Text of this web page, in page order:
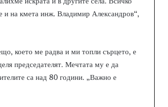
и на кмета инж. Владимир Александров“,
което ме радва и ми топли сърцето, е
председателят. Мечтата му е да
са над 80 години. „Важно е